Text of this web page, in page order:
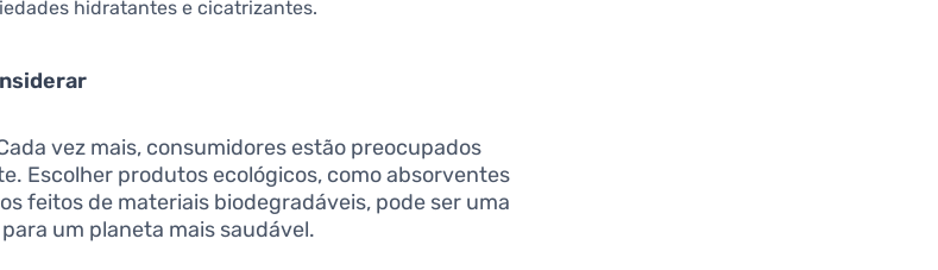
hidratantes e cicatrizantes.
vez mais, consumidores estão preocupados
Escolher produtos ecológicos, como absorventes
feitos de materiais biodegradáveis, pode ser uma
um planeta mais saudável.